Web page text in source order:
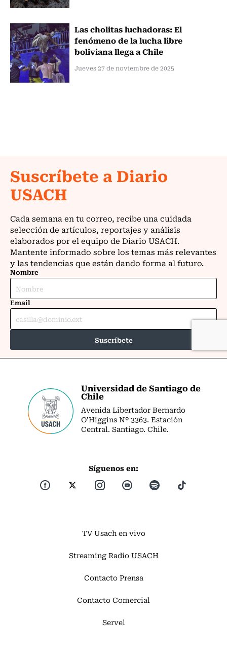
Las cholitas luchadoras: El
fenómeno de la lucha libre
boliviana llega a Chile
Jueves 27 de noviembre de 2025
Universidad de Santiago de
Chile
Avenida Libertador Bernardo
O’Higgins Nº 3363. Estación
Central. Santiago. Chile.
Síguenos en:
TV Usach en vivo
Streaming Radio USACH
Contacto Prensa
Contacto Comercial
Servel